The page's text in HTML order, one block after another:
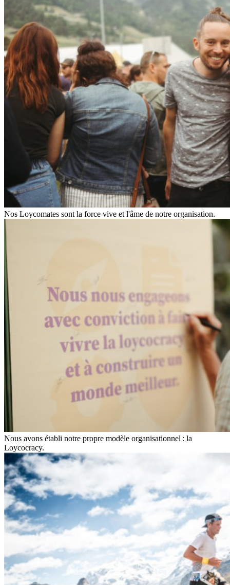
Nos Loycomates sont la force vive et l'âme de notre organisation.
Nous avons établi notre propre modèle organisationnel : la
Loycocracy.